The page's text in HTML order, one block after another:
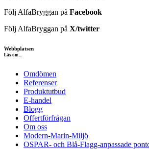
Följ AlfaBryggan på Facebook
Följ AlfaBryggan på X/twitter
Webbplatsen
Läs om...
Omdömen
Referenser
Produktutbud
E-handel
Blogg
Offertförfrågan
Om oss
Modern-Marin-Miljö
OSPAR- och Blå-Flagg-anpassade